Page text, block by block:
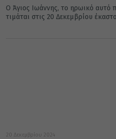
Ο Άγιος Ιωάννης, το ηρωικό αυτό
τιμάται στις 20 Δεκεμβρίου
20 Δεκεμβρίου 2024